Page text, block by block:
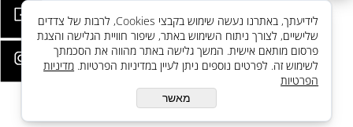
לידיעתך, באתרנו נעשה שימוש בקבצי Cookies, לרבות של צדדים
שלישיים, לצורך ניתוח השימוש באתר, שיפור חוויית הגלישה והצגת
פרסום מותאם אישית. המשך גלישה באתר מהווה את הסכמתך
לשימוש זה. לפרטים נוספים ניתן לעיין במדיניות הפרטיות. מדיניות
הפרטיות
מאשר